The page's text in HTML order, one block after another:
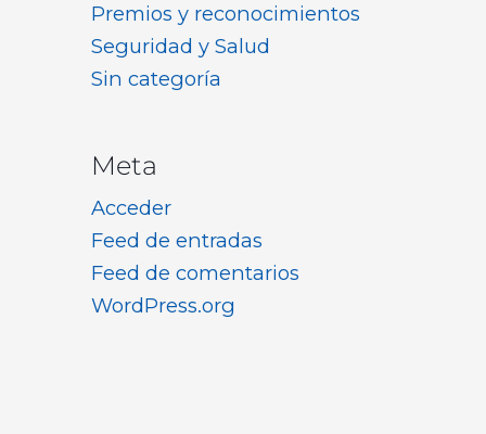
Premios y reconocimientos
Seguridad y Salud
Sin categoría
Meta
Acceder
Feed de entradas
Feed de comentarios
WordPress.org